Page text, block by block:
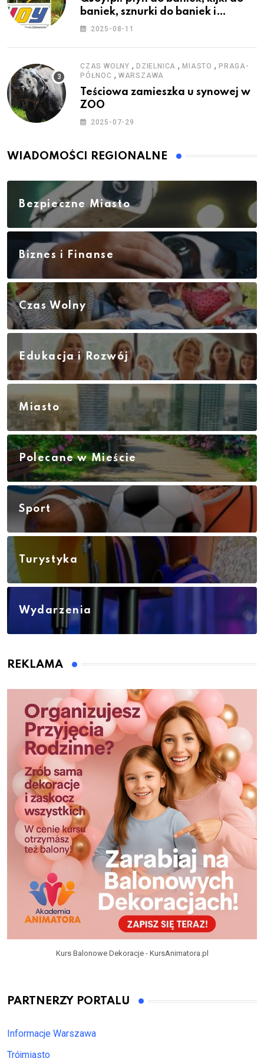
baniek, sznurki do baniek i
zestawy do baniek
2025-08-11
CZAS WOLNY , DZIELNICA ,MIASTO ,PRAGA-
PÓŁNOC , WARSZAWA
Teściowa zamieszka u synowej w
ZOO
2025-07-29
WIADOMOŚCI REGIONALNE
Bezpieczne Miasto
Biznes i Finanse
Czas Wolny
Edukacja i Rozwój
Miasto
Polecane w Mieście
Sport
Turystyka
Wydarzenia
REKLAMA
Kurs Balonowe Dekoracje - KursAnimatora.pl
PARTNERZY PORTALU
Informacje Warszawa
Trójmiasto